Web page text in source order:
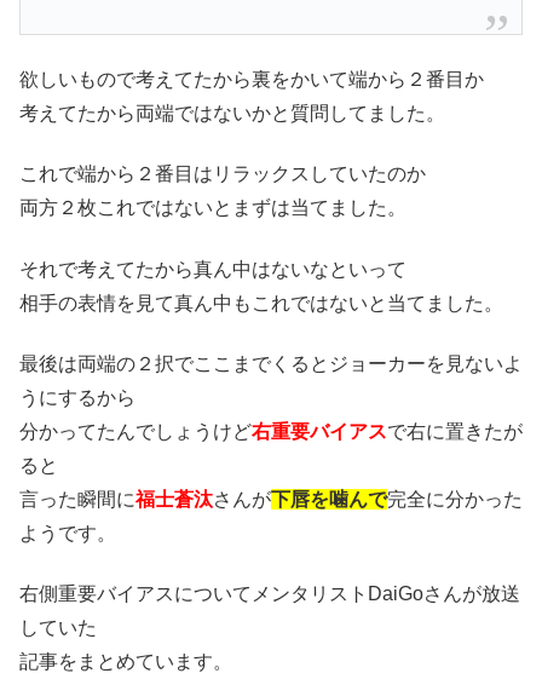
欲しいもので考えてたから裏をかいて端から２番目か
考えてたから両端ではないかと質問してました。
これで端から２番目はリラックスしていたのか
両方２枚これではないとまずは当てました。
それで考えてたから真ん中はないなといって
相手の表情を見て真ん中もこれではないと当てました。
最後は両端の２択でここまでくるとジョーカーを見ないよ
うにするから
分かってたんでしょうけど右重要バイアスで右に置きたが
ると
言った瞬間に福士蒼汰さんが下唇を噛んで完全に分かった
ようです。
右側重要バイアスについてメンタリストDaiGoさんが放送
していた
記事をまとめています。